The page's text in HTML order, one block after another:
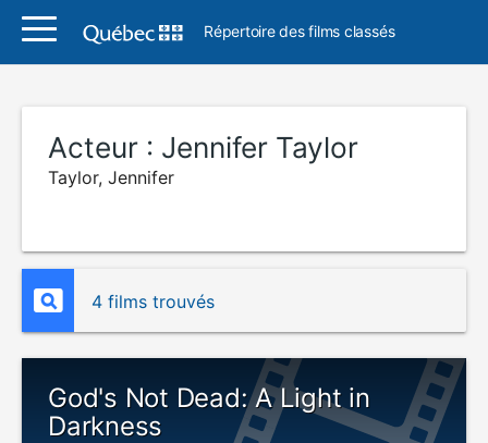
Répertoire des films classés
Acteur : Jennifer Taylor
Taylor, Jennifer
4 films trouvés
God's Not Dead: A Light in
Darkness